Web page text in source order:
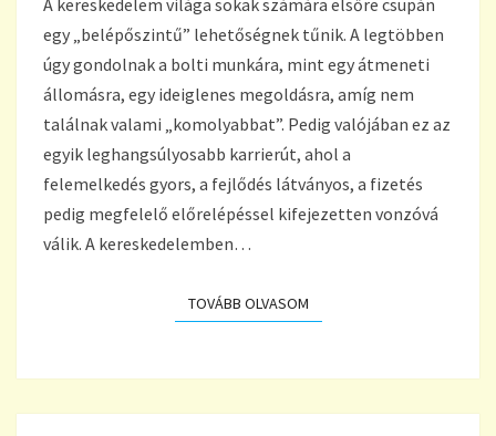
ÜZLETVEZETÉSIG
egy „belépőszintű” lehetőségnek tűnik. A legtöbben
úgy gondolnak a bolti munkára, mint egy átmeneti
állomásra, egy ideiglenes megoldásra, amíg nem
találnak valami „komolyabbat”. Pedig valójában ez az
egyik leghangsúlyosabb karrierút, ahol a
felemelkedés gyors, a fejlődés látványos, a fizetés
pedig megfelelő előrelépéssel kifejezetten vonzóvá
válik. A kereskedelemben…
TOVÁBB OLVASOMTOVÁBB OLVASOM